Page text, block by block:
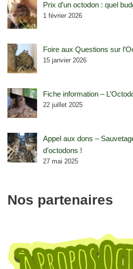
Prix d’un octodon : quel
1 février 2026
Foire aux Questions sur
15 janvier 2026
Fiche information –
22 juillet 2025
Appel aux dons –
d’octodons !
27 mai 2025
Nos partenaires